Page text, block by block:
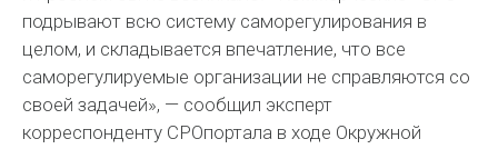
подрывают всю систему саморегулирования в
целом, и складывается впечатление, что все
саморегулируемые организации не справляются со
своей задачей», — сообщил эксперт
корреспонденту СРОпортала в ходе Окружной